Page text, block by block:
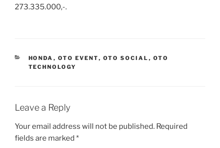
273.335.000,-.
CATEGORIES
HONDA , OTO EVENT, OTO SOCIAL , OTO
TECHNOLOGY
Leave a Reply
Your email address will not be published. Required
fields are marked *